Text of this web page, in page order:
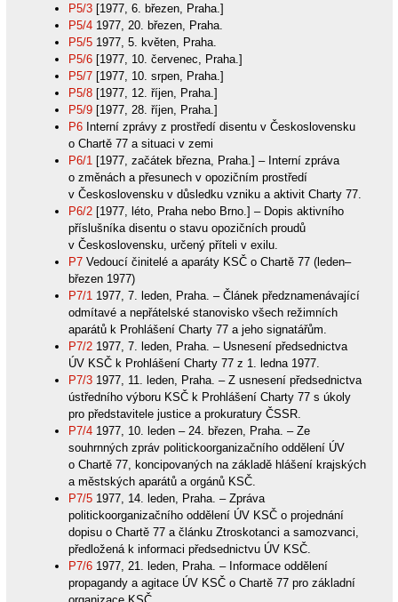
P5/3[1977, 6. březen, Praha.]
P5/41977, 20. březen, Praha.
P5/51977, 5. květen, Praha.
P5/6[1977, 10. červenec, Praha.]
P5/7[1977, 10. srpen, Praha.]
P5/8[1977, 12. říjen, Praha.]
P5/9[1977, 28. říjen, Praha.]
P6Interní zprávy z prostředí disentu v Československu
o Chartě 77 a situaci v zemi
P6/1 [1977, začátek března, Praha.] – Interní zpráva
o změnách a přesunech v opozičním prostředí
v Československu v důsledku vzniku a aktivit Charty 77.
P6/2[1977, léto, Praha nebo Brno.] – Dopis aktivního
příslušníka disentu o stavu opozičních proudů
v Československu, určený příteli v exilu.
P7Vedoucí činitelé a aparáty KSČ o Chartě 77 (leden–
březen 1977)
P7/1 1977, 7. leden, Praha. – Článek předznamenávající
odmítavé a nepřátelské stanovisko všech režimních
aparátů k Prohlášení Charty 77 a jeho signatářům.
P7/21977, 7. leden, Praha. – Usnesení předsednictva
ÚV KSČ k Prohlášení Charty 77 z 1. ledna 1977.
P7/31977, 11. leden, Praha. – Z usnesení předsednictva
ústředního výboru KSČ k Prohlášení Charty 77 s úkoly
pro představitele justice a prokuratury ČSSR.
P7/41977, 10. leden – 24. březen, Praha. – Ze
souhrnných zpráv politickoorganizačního oddělení ÚV
o Chartě 77, koncipovaných na základě hlášení krajských
a městských aparátů a orgánů KSČ.
P7/51977, 14. leden, Praha. – Zpráva
politickoorganizačního oddělení ÚV KSČ o projednání
dopisu o Chartě 77 a článku Ztroskotanci a samozvanci,
předložená k informaci předsednictvu ÚV KSČ.
P7/61977, 21. leden, Praha. – Informace oddělení
propagandy a agitace ÚV KSČ o Chartě 77 pro základní